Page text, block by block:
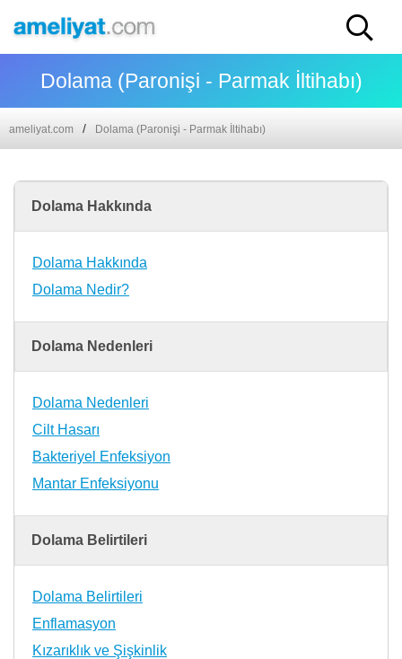
Dolama (Paronişi - Parmak İltihabı)
ameliyat.com Dolama (Paronişi - Parmak İltihabı)
Dolama Hakkında
Dolama Hakkında
Dolama Nedir?
Dolama Nedenleri
Dolama Nedenleri
Cilt Hasarı
Bakteriyel Enfeksiyon
Mantar Enfeksiyonu
Dolama Belirtileri
Dolama Belirtileri
Enflamasyon
Kızarıklık ve Şişkinlik